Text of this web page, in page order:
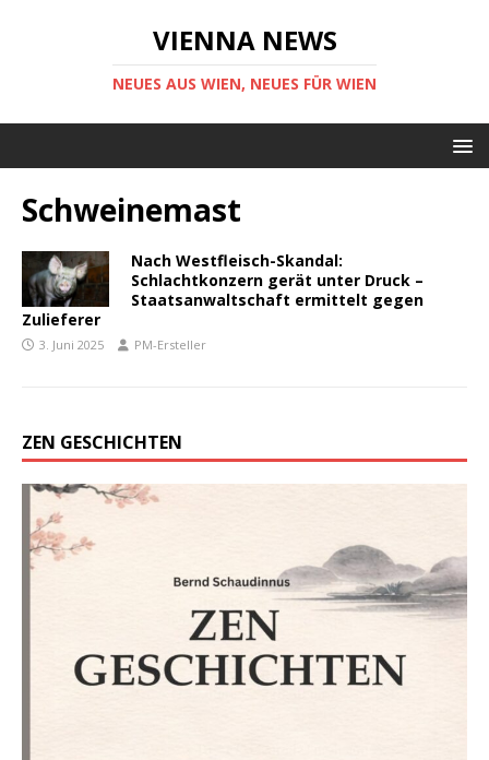
VIENNA NEWS
NEUES AUS WIEN, NEUES FÜR WIEN
Schweinemast
Nach Westfleisch-Skandal:
Schlachtkonzern gerät unter Druck –
Staatsanwaltschaft ermittelt gegen
Zulieferer
3. Juni 2025 PM-Ersteller
ZEN GESCHICHTEN